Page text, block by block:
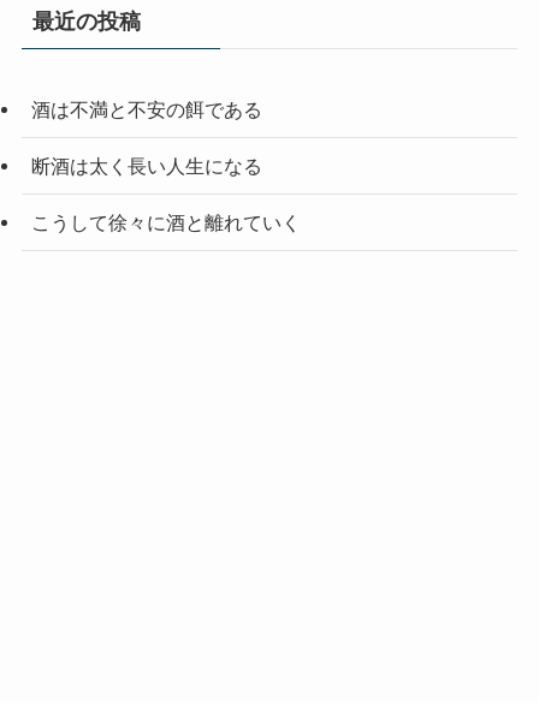
最近の投稿
酒は不満と不安の餌である
断酒は太く長い人生になる
こうして徐々に酒と離れていく